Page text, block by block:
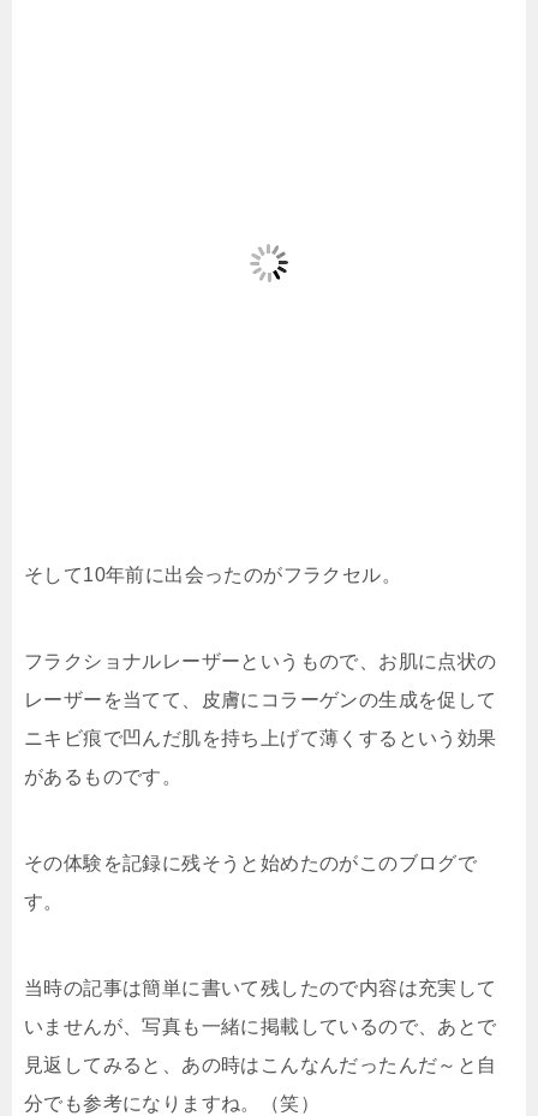
そして10年前に出会ったのがフラクセル。
フラクショナルレーザーというもので、お肌に点状の
レーザーを当てて、皮膚にコラーゲンの生成を促して
ニキビ痕で凹んだ肌を持ち上げて薄くするという効果
があるものです。
その体験を記録に残そうと始めたのがこのブログで
す。
当時の記事は簡単に書いて残したので内容は充実して
いませんが、写真も一緒に掲載しているので、あとで
見返してみると、あの時はこんなんだったんだ～と自
分でも参考になりますね。（笑）